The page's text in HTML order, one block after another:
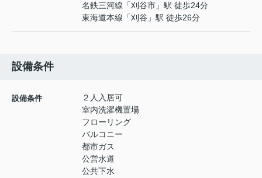
名鉄三河線 「刈谷市 」駅 徒歩24分
東海道本線 「刈谷 」駅 徒歩26分
設備条件
設備条件
２人入居可
室内洗濯機置場
フローリング
バルコニー
都市ガス
公営水道
公共下水